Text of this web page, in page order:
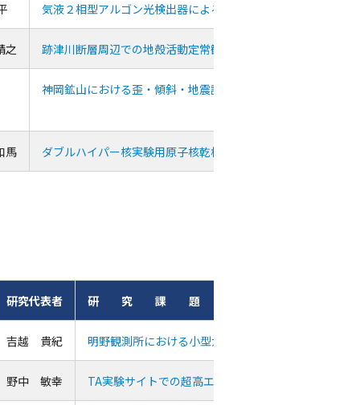
気液２相型アルゴン光検出器による暗黒物質探索
之 跡津川断層周辺での地殻活動定常観測点の高性能化
神岡鉱山における歪・傾斜・地震計測
馬 ダブルハイパー核実験用原子核乾板の神岡地下施設の鉛ブロ
研究代表者 研 究 課 題
吉越 貴紀 明野観測所における小型大気チェレンコフ望遠鏡Ｒ
野中 敏幸 TA実験サイトでの超高エネルギー宇宙線観測のた